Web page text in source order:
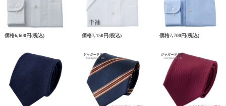
価格6,600円(税込) 価格7,150円(税込) 価格7,700円(税込)